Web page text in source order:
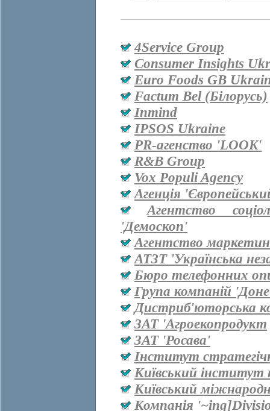
4Service Group
Consumer Insights
Euro Foods GB
Factum Bel (Білорусь)
Inmind
IPSOS Ukraine
PR-агенство 'LOOK'
R&B Group
Vox Populi Agency
Агенція
Агентство
'Демоскоп'
Агентство
АТЗТ 'Українська
Бюро телефонних
Група компаній
Дистриб'юторська
ЗАТ 'Агроекопродукт
ЗАТ 'Росава'
Інститут
Київський інститут
Київський
Компанія